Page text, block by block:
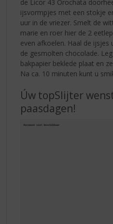
de Licor 43 Orochata
ijsvormpjes met een stokje
uur in de vriezer. Smelt de
marie en roer hier de 2
even afkoelen. Haal de
de gesmolten chocolade.
bakpapier beklede plaat en
Na ca. 10 minuten kunt u
Úw topSlijter
paasdagen!